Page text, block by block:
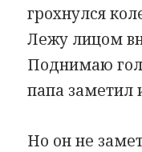
грохнулся
Лежу лицом
Поднимаю
папа заметил
Но он не